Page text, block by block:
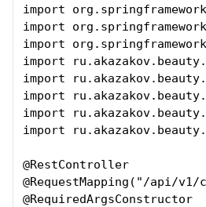
import
import
import
import
import
import
import
import
@RestController
@RequestMapping("/api/v1/
@RequiredArgsConstructor